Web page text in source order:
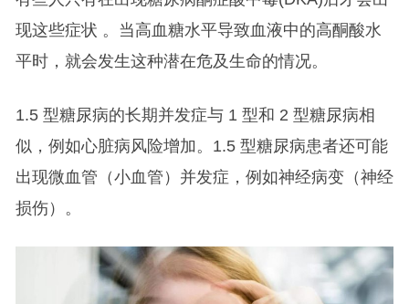
现这些症状 。当高血糖水平导致血液中的高酮酸水
平时，就会发生这种潜在危及生命的情况。
1.5 型糖尿病的长期并发症与 1 型和 2 型糖尿病相
似，例如心脏病风险增加。1.5 型糖尿病患者还可能
出现微血管（小血管）并发症，例如神经病变（神经
损伤）。